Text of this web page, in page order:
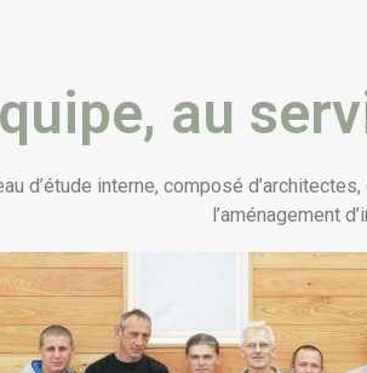
au
d’étude interne, composé
l’aménagement